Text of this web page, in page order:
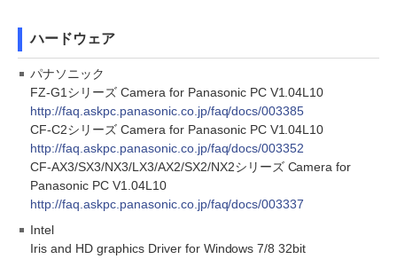
ハードウェア
パナソニック
FZ-G1シリーズ Camera for Panasonic PC V1.04L10
http://faq.askpc.panasonic.co.jp/faq/docs/003385
CF-C2シリーズ Camera for Panasonic PC V1.04L10
http://faq.askpc.panasonic.co.jp/faq/docs/003352
CF-AX3/SX3/NX3/LX3/AX2/SX2/NX2シリーズ Camera for
Panasonic PC V1.04L10
http://faq.askpc.panasonic.co.jp/faq/docs/003337
Intel
Iris and HD graphics Driver for Windows 7/8 32bit